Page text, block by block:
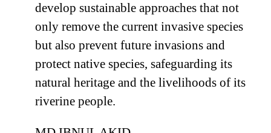
develop sustainable approaches that not
only remove the current invasive species
but also prevent future invasions and
protect native species, safeguarding its
natural heritage and the livelihoods of its
riverine people.